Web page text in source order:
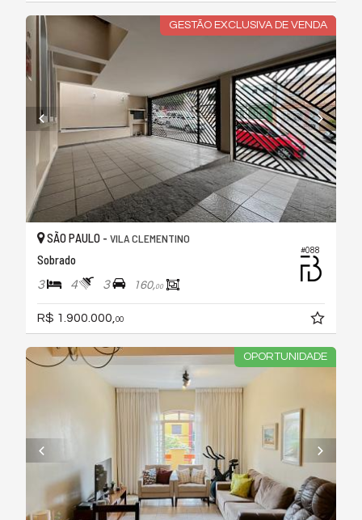
GESTÃO EXCLUSIVA DE VENDA
#088
SÃO PAULO - VILA CLEMENTINO
Sobrado
3 4 3 160,00
R$ 1.900.000,00
OPORTUNIDADE